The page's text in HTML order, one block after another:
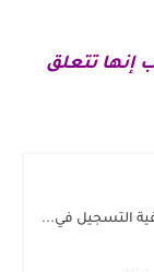
إنها تتعلق